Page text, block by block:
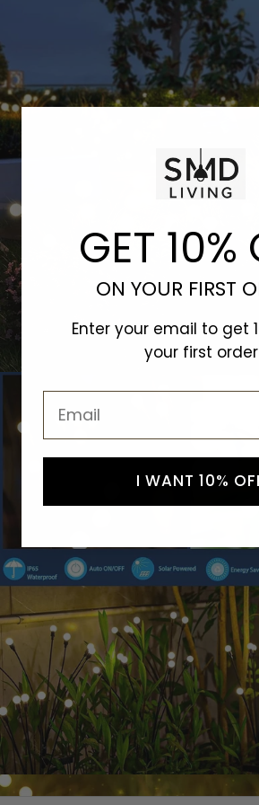
GET 10%
ON YOUR FIRST
Enter your email to get
your first order
I WANT 10%